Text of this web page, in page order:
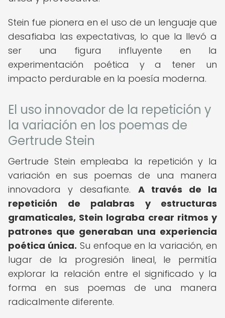
Stein fue pionera en el uso de un lenguaje que
desafiaba las expectativas, lo que la llevó a
ser una figura influyente en la
experimentación poética y a tener un
impacto perdurable en la poesía moderna.
El uso innovador de la repetición y
la variación en los poemas de
Gertrude Stein
Gertrude Stein empleaba la repetición y la
variación en sus poemas de una manera
innovadora y desafiante. A través de la
repetición de palabras y estructuras
gramaticales, Stein lograba crear ritmos y
patrones que generaban una experiencia
poética única. Su enfoque en la variación, en
lugar de la progresión lineal, le permitía
explorar la relación entre el significado y la
forma en sus poemas de una manera
radicalmente diferente.